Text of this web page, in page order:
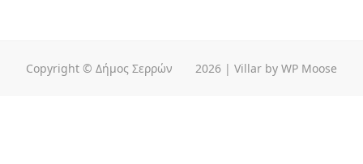
Copyright © Δήμος Σερρών 2026 | Villar by WP Moose